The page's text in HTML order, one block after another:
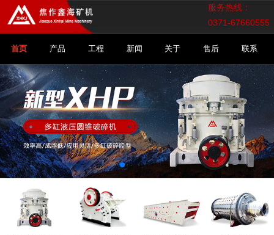
服务热线：
0371-67660555
首页 产品 工程 新闻 关于 售后 联系